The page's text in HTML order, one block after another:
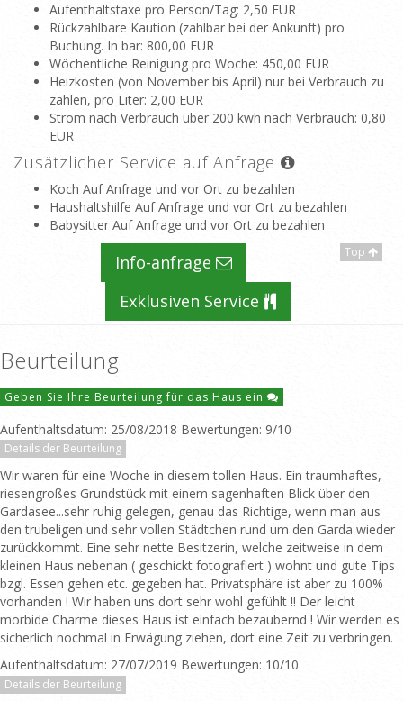
Aufenthaltstaxe pro Person/Tag: 2,50 EUR
Rückzahlbare Kaution (zahlbar bei der Ankunft) pro
Buchung. In bar: 800,00 EUR
Wöchentliche Reinigung pro Woche: 450,00 EUR
Heizkosten (von November bis April) nur bei Verbrauch zu
zahlen, pro Liter: 2,00 EUR
Strom nach Verbrauch über 200 kwh nach Verbrauch: 0,80
EUR
Zusätzlicher Service auf Anfrage
Koch Auf Anfrage und vor Ort zu bezahlen
Haushaltshilfe Auf Anfrage und vor Ort zu bezahlen
Babysitter Auf Anfrage und vor Ort zu bezahlen
Top
Info-anfrage
Exklusiven Service
Beurteilung
Geben Sie Ihre Beurteilung für das Haus ein
Aufenthaltsdatum: 25/08/2018 Bewertungen: 9/10
Details der Beurteilung
Wir waren für eine Woche in diesem tollen Haus. Ein traumhaftes,
riesengroßes Grundstück mit einem sagenhaften Blick über den
Gardasee...sehr ruhig gelegen, genau das Richtige, wenn man aus
den trubeligen und sehr vollen Städtchen rund um den Garda wieder
zurückkommt. Eine sehr nette Besitzerin, welche zeitweise in dem
kleinen Haus nebenan ( geschickt fotografiert ) wohnt und gute Tips
bzgl. Essen gehen etc. gegeben hat. Privatsphäre ist aber zu 100%
vorhanden ! Wir haben uns dort sehr wohl gefühlt !! Der leicht
morbide Charme dieses Haus ist einfach bezaubernd ! Wir werden es
sicherlich nochmal in Erwägung ziehen, dort eine Zeit zu verbringen.
Aufenthaltsdatum: 27/07/2019 Bewertungen: 10/10
Details der Beurteilung